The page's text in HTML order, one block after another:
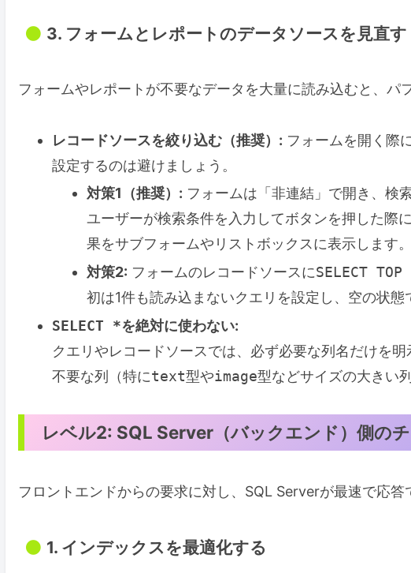
3. フォームとレポートのデータソースを見直す
フォームやレポートが不要なデータを大量に読み込むと、パ
レコードソースを絞り込む（推奨）: フォームを開く際
設定するのは避けましょう。
対策1（推奨）: フォームは「非連結」で開き、検
ユーザーが検索条件を入力してボタンを押した際
果をサブフォームやリストボックスに表示します。
対策2: フォームのレコードソースにSELECT
初は1件も読み込まないクエリを設定し、空の状態
SELECT *を絶対に使わない:
クエリやレコードソースでは、必ず必要な列名だけを明
不要な列（特にtext型やimage型などサイズの大きい
レベル2: SQL Server（バックエンド）側の
フロントエンドからの要求に対し、SQL Serverが最速で応答
1. インデックスを最適化する